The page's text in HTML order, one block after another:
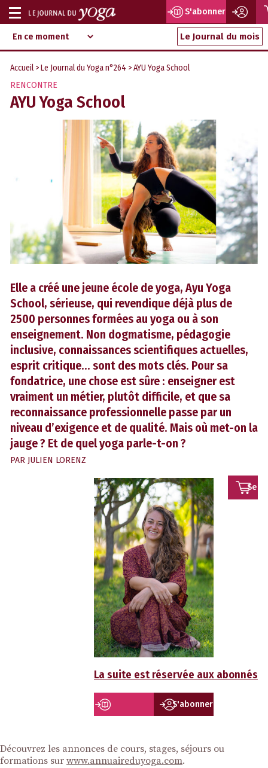
Aller
au
contenu
d‘information
indépendant
Afficher
ou
masquer
la
navigation
S'abonner
Le Journal du mois
Accueil >Le Journal du Yoga n°264 > AYU Yoga School
RENCONTRE
AYU Yoga School
Elle a créé une jeune école de yoga, Ayu Yoga
School, sérieuse, qui revendique déjà plus de
2500 personnes formées au yoga ou à son
enseignement. Non dogmatisme, pédagogie
inclusive, connaissances scientifiques actuelles,
esprit critique… sont des mots clés. Pour sa
fondatrice, une chose est sûre : enseigner est
vraiment un métier, plutôt difficile, et que sa
reconnaissance professionnelle passe par un
niveau d’exigence et de qualité. Mais où met-on la
jauge ? Et de quel yoga parle-t-on ?
PAR JULIEN LORENZ
La suite est réservée aux abonnés
S'abonner
Se
Découvrez les annonces de cours, stages, séjours ou
formations sur www.annuaireduyoga.com.